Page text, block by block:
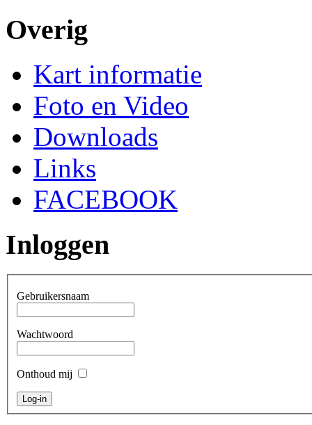
Overig
Kart informatie
Foto en Video
Downloads
Links
FACEBOOK
Inloggen
Gebruikersnaam
Wachtwoord
Onthoud mij